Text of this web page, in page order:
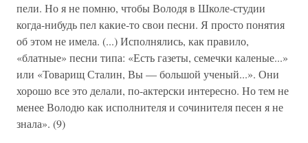
пели. Но я не помню, чтобы Володя в Школе-студии
когда-нибудь пел какие-то свои песни. Я просто понятия
об этом не имела. (...) Исполнялись, как правило,
«блатные» песни типа: «Есть газеты, семечки каленые...»
или «Товарищ Сталин, Вы — большой ученый...». Они
хорошо все это делали, по-актерски интересно. Но тем не
менее Володю как исполнителя и сочинителя песен я не
знала». (9)